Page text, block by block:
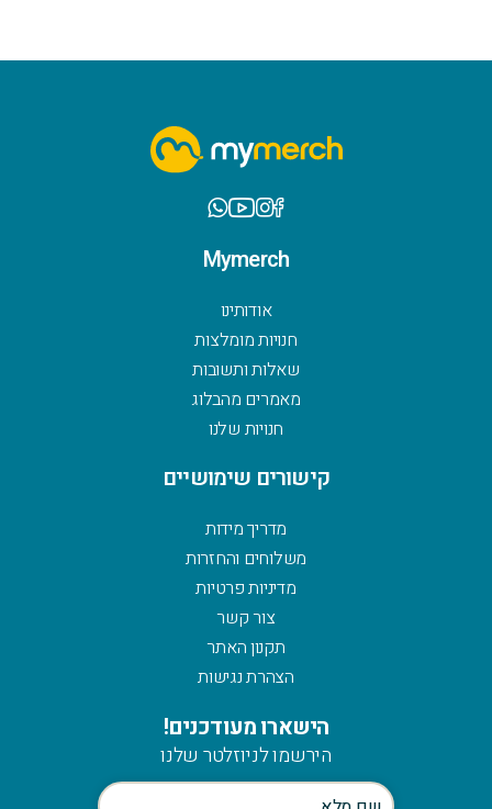
Mymerch
אודותינו
חנויות מומלצות
שאלות ותשובות
מאמרים מהבלוג
חנויות שלנו
קישורים שימושיים
מדריך מידות
משלוחים והחזרות
מדיניות פרטיות
צור קשר
תקנון האתר
הצהרת נגישות
הישארו מעודכנים!
הירשמו לניוזלטר שלנו